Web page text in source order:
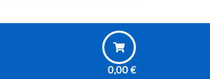
0,00€